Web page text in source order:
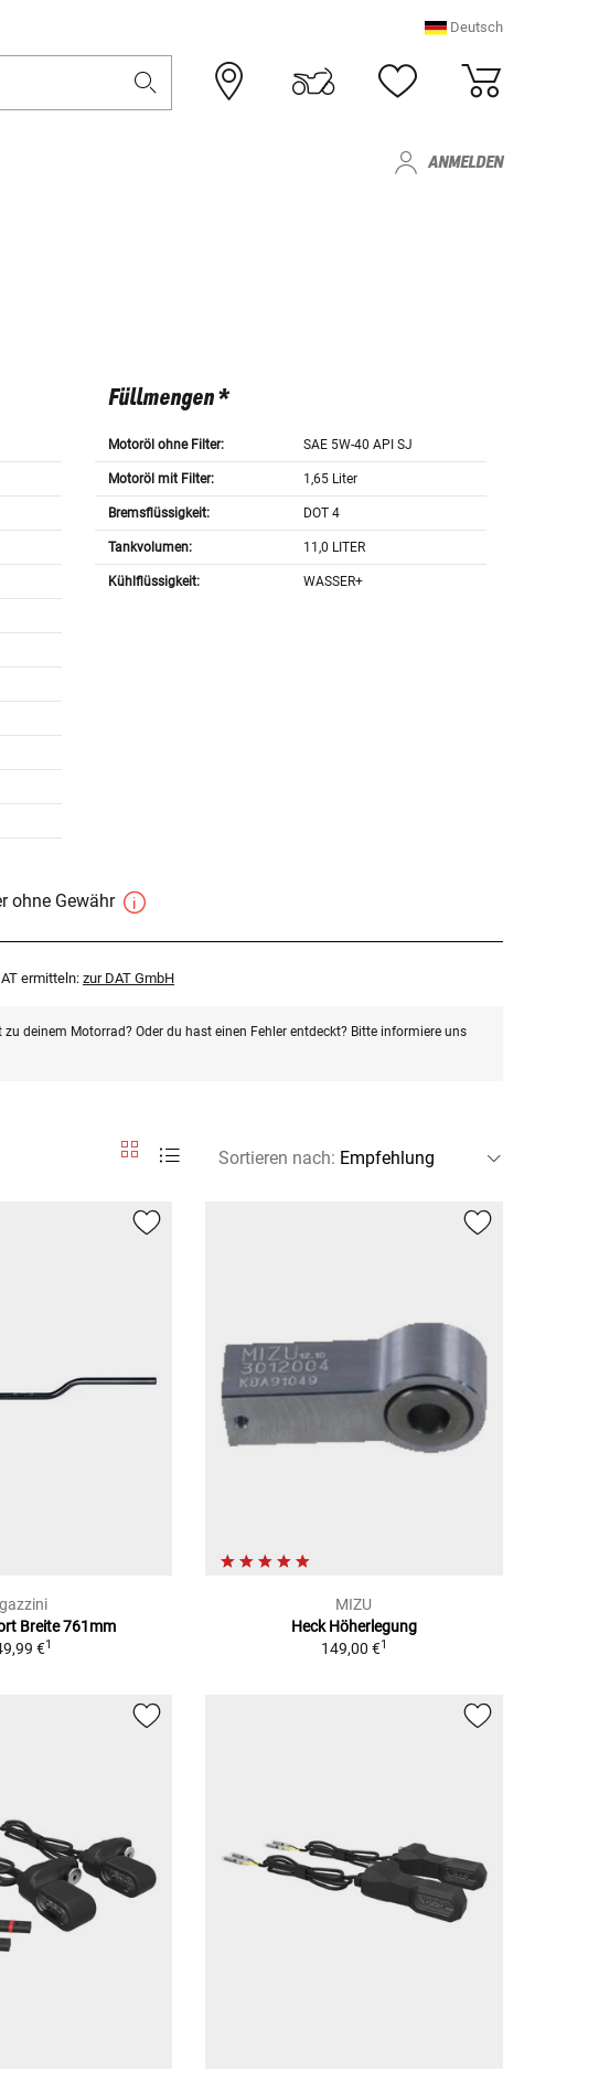
Deutsch
ANMELDEN
Füllmengen *
Motoröl ohne Filter: SAE 5W-40 API SJ
Motoröl mit Filter: 1,65 Liter
Bremsflüssigkeit: DOT 4
Tankvolumen: 11,0 LITER
Kühlflüssigkeit: WASSER+
ohne Gewähr
ermitteln:zur DAT GmbH
deinem Motorrad? Oder du hast einen Fehler entdeckt? Bitte informiere uns
Sortieren nach:
gazzini
Breite 761mm
€1
MIZU
Heck Höherlegung
149,00 €1